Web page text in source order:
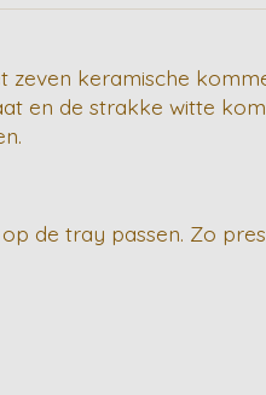
keramische
en de strakke witte
de tray passen. Zo